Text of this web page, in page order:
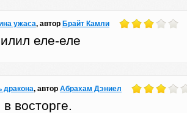
ужаса, автор Брайт Камли
еле-еле
дракона, автор Абрахам Дэниел
восторге.